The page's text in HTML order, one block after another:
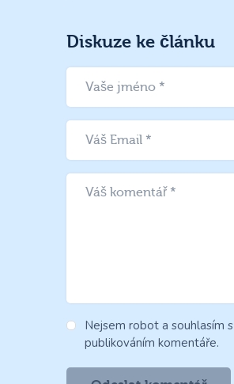
Diskuze ke článku
Nejsem robot a souhlasím s
publikováním komentáře.